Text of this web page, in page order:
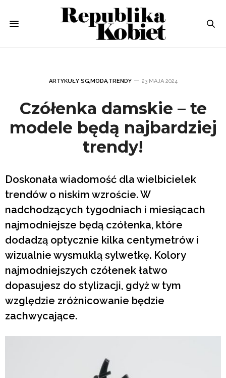
ARTYKUŁY SG,MODA,TRENDY 23 MAJA 2024
Czółenka damskie – te
modele będą najbardziej
trendy!
Doskonała wiadomość dla wielbicielek
trendów o niskim wzroście. W
nadchodzących tygodniach i miesiącach
najmodniejsze będą czółenka, które
dodadzą optycznie kilka centymetrów i
wizualnie wysmuklą sylwetkę. Kolory
najmodniejszych czółenek łatwo
dopasujesz do stylizacji, gdyż w tym
względzie zróżnicowanie będzie
zachwycające.